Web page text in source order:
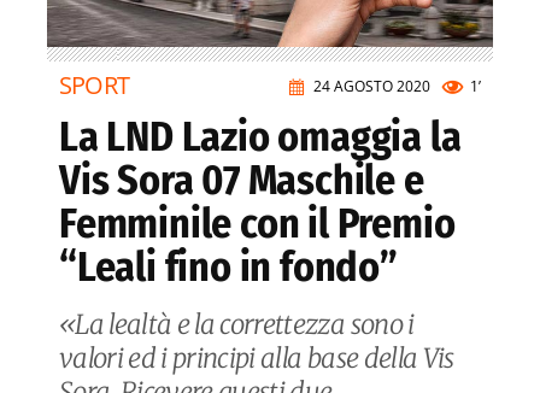
24 AGOSTO 2020 1’
SPORT
La LND Lazio omaggia la
Vis Sora 07 Maschile e
Femminile con il Premio
“Leali fino in fondo”
«La lealtà e la correttezza sono i
valori ed i principi alla base della Vis